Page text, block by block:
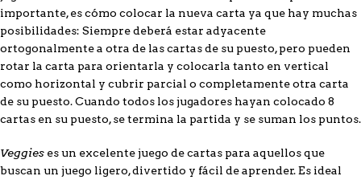
importante, es cómo colocar la nueva carta ya que hay muchas
posibilidades: Siempre deberá estar adyacente
ortogonalmente a otra de las cartas de su puesto, pero pueden
rotar la carta para orientarla y colocarla tanto en vertical
como horizontal y cubrir parcial o completamente otra carta
de su puesto. Cuando todos los jugadores hayan colocado 8
cartas en su puesto, se termina la partida y se suman los puntos.
Veggies es un excelente juego de cartas para aquellos que
buscan un juego ligero, divertido y fácil de aprender. Es ideal